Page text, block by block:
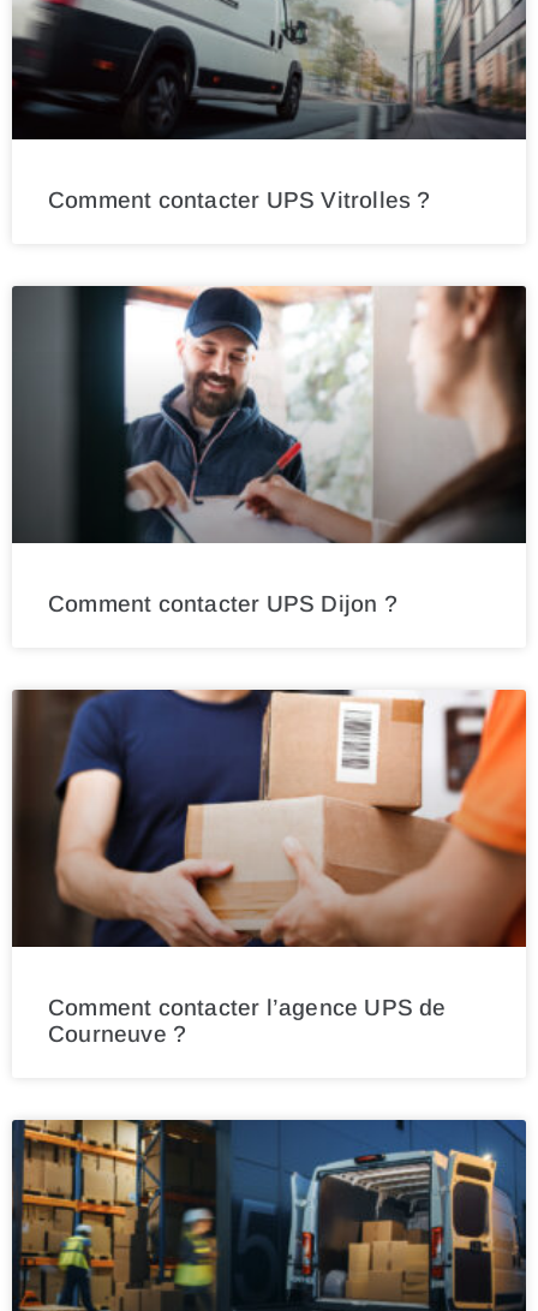
Comment contacter UPS Vitrolles ?
Comment contacter UPS Dijon ?
Comment contacter l’agence UPS de
Courneuve ?